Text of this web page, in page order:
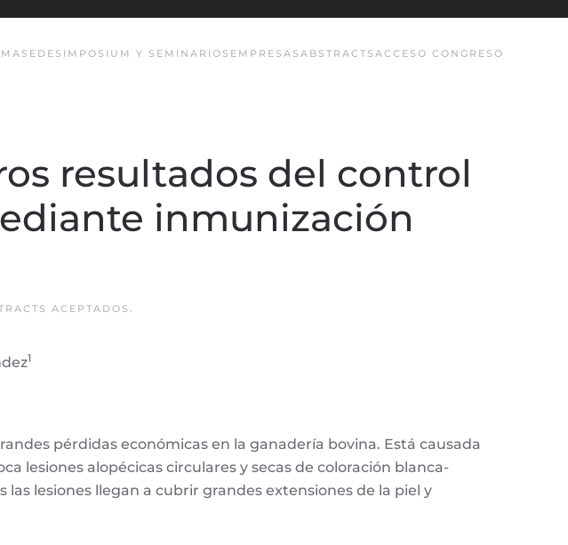
SEDE SIMPOSIUM Y SEMINARIOS EMPRESAS ABSTRACTS ACCESO CONGRESO
resultados del control
inmunización
ACEPTADOS .
1
pérdidas económicas en la ganadería bovina. Está causada
lesiones alopécicas circulares y secas de coloración blanca-
lesiones llegan a cubrir grandes extensiones de la piel y